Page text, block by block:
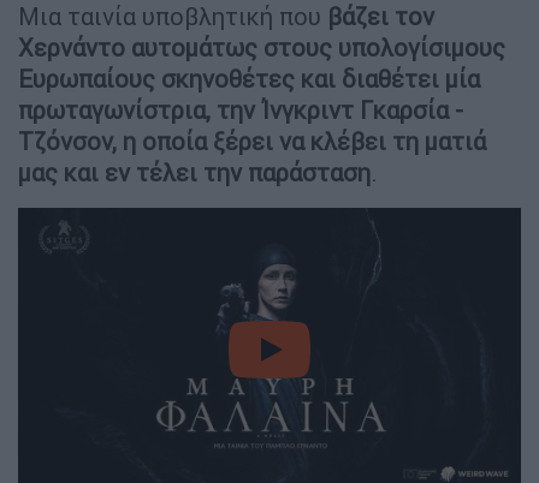
Μια ταινία υποβλητική που βάζει τον
Χερνάντο αυτομάτως στους υπολογίσιμους
Ευρωπαίους σκηνοθέτες και διαθέτει μία
πρωταγωνίστρια, την Ίνγκριντ Γκαρσία -
Τζόνσον, η οποία ξέρει να κλέβει τη ματιά
μας και εν τέλει την παράσταση.
video